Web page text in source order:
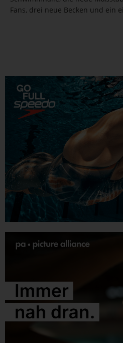
Fans, drei neue Becken und ein